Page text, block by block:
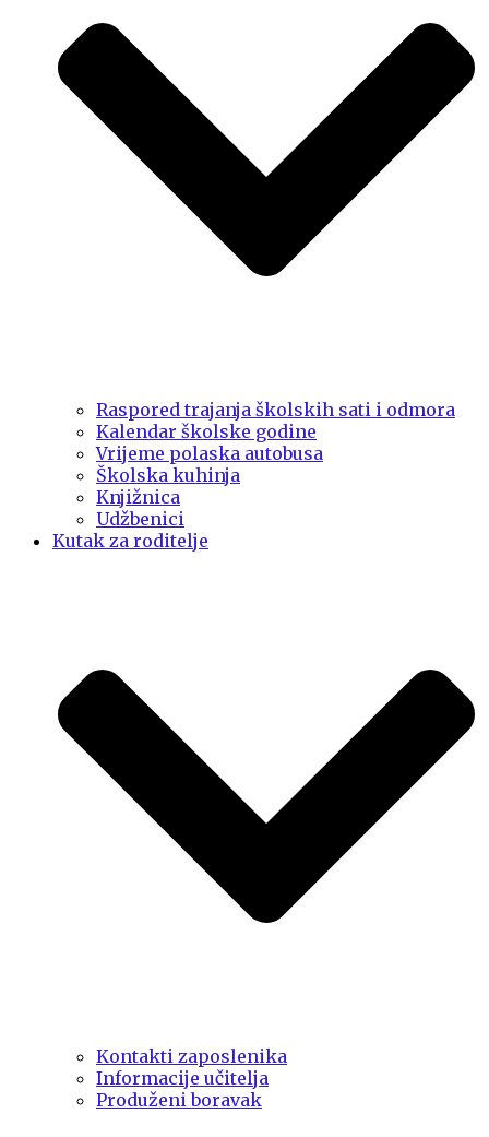
Raspored trajanja školskih sati i odmora
Kalendar školske godine
Vrijeme polaska autobusa
Školska kuhinja
Knjižnica
Udžbenici
Kutak za roditelje
Kontakti zaposlenika
Informacije učitelja
Produženi boravak